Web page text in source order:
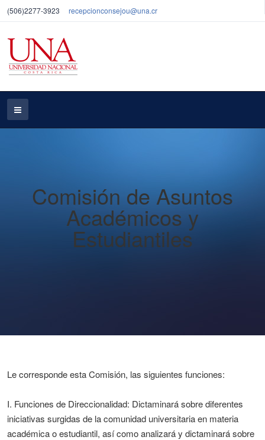
(506)2277-3923 recepcionconsejou@una.cr
Comisión de Asuntos
Académicos y
Estudiantiles
Le corresponde esta Comisión, las siguientes funciones:
I. Funciones de Direccionalidad: Dictaminará sobre diferentes
iniciativas surgidas de la comunidad universitaria en materia
académica o estudiantil, así como analizará y dictaminará sobre